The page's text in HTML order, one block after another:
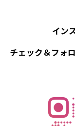
イン
チェック＆フォ